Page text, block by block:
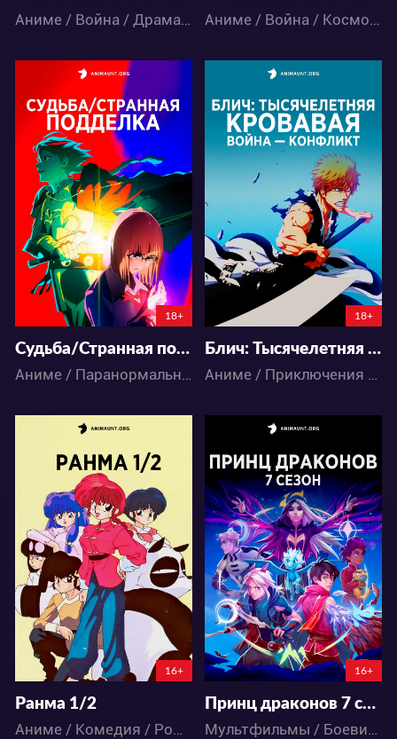
Аниме / Война / Драма / Космос / Меха / Фантастика / Экшен Аниме / Война / Космос / Меха
15315
20 9
0:0:0
18+
Судьба/Странная подделка
Аниме / Паранормальное / Фэнтези / Экшен
76970
88 71
18+
Блич: Тысячелетняя кровавая война — Конфликт
Аниме / Приключения / Сёнэн / Фэнтези / Экшен
19023
53 29
16+
Ранма 1/2
Аниме / Комедия / Романтика / Сёнэн / Экшен / Этти
8096
37 18
16+
Принц драконов 7 сезон
Мультфильмы / Боевик / Драма / Приключения / Триллер / Фэнтези